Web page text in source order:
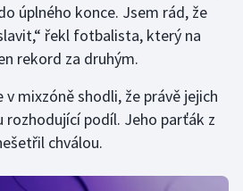
úplného konce. Jsem rád, že
řekl fotbalista, který na
rekord za druhým.
mixzóně shodli, že právě jejich
rozhodující podíl. Jeho parťák z
chválou.